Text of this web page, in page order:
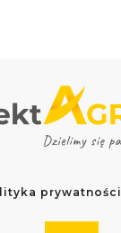
prywatności